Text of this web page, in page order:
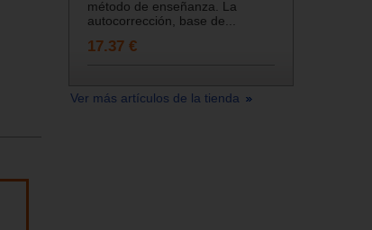
método de enseñanza. La
autocorrección, base de...
17.37 €
Ver más artículos de la tienda